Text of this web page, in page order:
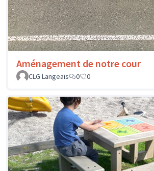
Aménagement de notre cour
CLG Langeais
0 0